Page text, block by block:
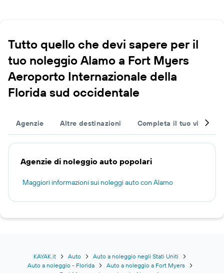
Tutto quello che devi sapere per il
tuo noleggio Alamo a Fort Myers
Aeroporto Internazionale della
Florida sud occidentale
Agenzie Altre destinazioni Completa il tuo viaggio
Agenzie di noleggio auto popolari
Maggiori informazioni sui noleggi auto con Alamo
KAYAK.it Auto
Auto a noleggio negli Stati Uniti
Auto a noleggio - Florida
Auto a noleggio a Fort Myers